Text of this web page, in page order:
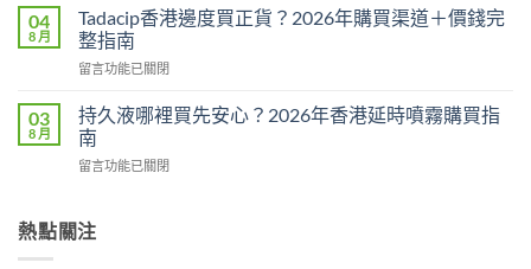
幾
時
食
多？
正
確
一
次
真
相：
有
用
是
心
作
香
而
鋼
副
作
完
整
分
析
見
04
8 月
Tadacip香港邊度買正貨？2026年購買渠道＋價錢完
整指南
在
香
港
邊
度
貨？
留言功能已關閉
03
8 月
持久液哪裡買先安心？2026年香港延時噴霧購買指
南
在
液
哪
留言功能已關閉
熱點關注